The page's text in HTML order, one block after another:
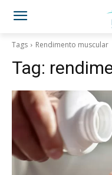
Tags Rendimento muscular
Tag: